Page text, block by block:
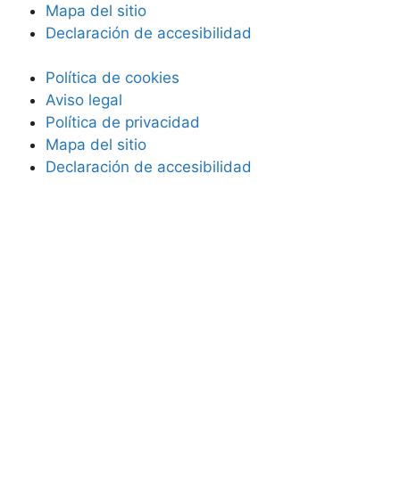
Mapa del sitio
Declaración de accesibilidad
Política de cookies
Aviso legal
Política de privacidad
Mapa del sitio
Declaración de accesibilidad